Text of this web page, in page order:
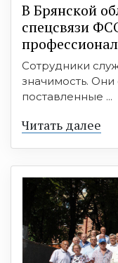
В Брянской
спецсвязи
Сотрудники
значимость.
поставленные ...
Читать далее